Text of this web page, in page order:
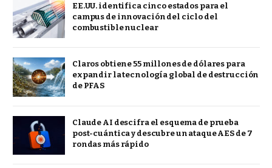
EE.UU. identifica cinco estados para el
campus de innovación del ciclo del
combustible nuclear
Claros obtiene 55 millones de dólares para
expandir la tecnología global de destrucción
de PFAS
Claude AI descifra el esquema de prueba
post-cuántica y descubre un ataque AES de 7
rondas más rápido